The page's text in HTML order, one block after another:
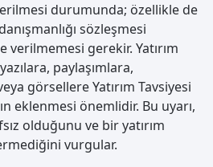
durumunda; özellikle de
sözleşmesi
verilmemesi gerekir. Yatırım
paylaşımlara,
görsellere Yatırım Tavsiyesi
eklenmesi önemlidir. Bu uyarı,
olduğunu ve bir yatırım
vurgular.